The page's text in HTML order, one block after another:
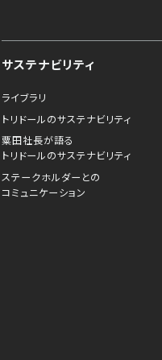
サステナビリティ
ライブラリ
トリドールのサステナビリティ
粟田社長が語る
トリドールのサステナビリティ
ステークホルダーとの
コミュニケーション